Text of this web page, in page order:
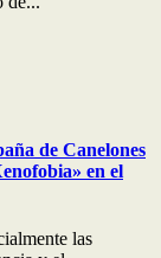
de Canelones
en el
las